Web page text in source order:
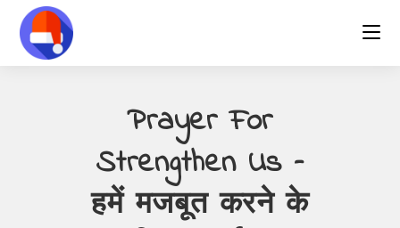
content
Prayer For
Strengthen Us –
हमें मजबूत करने के